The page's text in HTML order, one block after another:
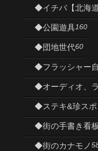
◆イチバ【北海道
◆公園遊具160
◆団地世代60
◆フラッシャー
◆オーディオ、
◆ステキ&珍スポ
◆街の手書き看板
◆街のカナモノ